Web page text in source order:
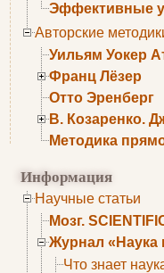
Эффективные
Авторские
Уильям Уокер
Франц Лёзер
Отто Эренберг
В. Козаренко.
Методика
Информация
Научные статьи
Мозг.
Журнал «Наука
Что знает